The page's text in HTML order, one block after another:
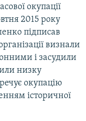
окупації
2015 року
підписав
визнали
і засудили
низку
окупацію
історичної